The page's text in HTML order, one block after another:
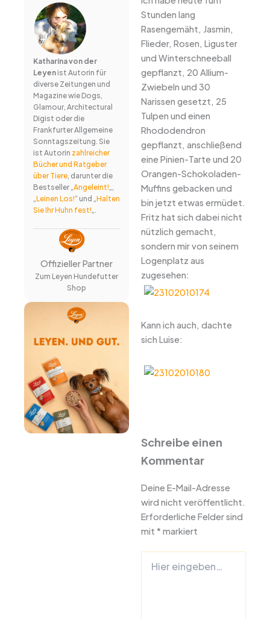
Katharina von der
Leyenist Autorin für
diverse Zeitungen und
Magazine wie Dogs,
Glamour, Architectural
Digist oder die
Frankfurter Allgemeine
Sonntagszeitung. Sie
ist Autorin zahlreicher
Bücher und Ratgeber
über Tiere, darunter die
Bestseller „Angeleint!„,
„Leinen Los!“ und „Halten
Sie Ihr Huhn fest!„.
Offizieller Partner
Zum Leyen Hundefutter
Shop
Stunden lang
Rasengemäht, Jasmin,
Flieder, Rosen, Liguster
und Winterschneeball
gepflanzt, 20 Allium-
Zwiebeln und 30
Narissen gesetzt, 25
Tulpen und einen
Rhododendron
gepflanzt, anschließend
eine Pinien-Tarte und 20
Orangen-Schokoladen-
Muffins gebacken und
bin jetzt etwas ermüdet.
Fritz hat sich dabei nicht
nützlich gemacht,
sondern mir von seinem
Logenplatz aus
zugesehen:
Kann ich auch, dachte
sich Luise:
Schreibe einen
Kommentar
Deine E-Mail-Adresse
wird nicht veröffentlicht.
Erforderliche Felder sind
mit * markiert
eingeben…